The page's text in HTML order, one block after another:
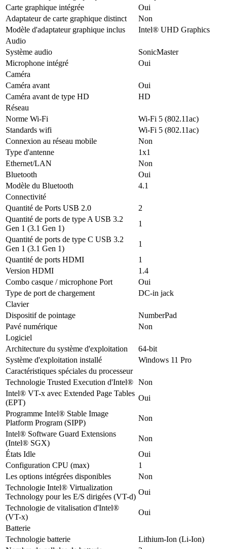
Carte graphique intégrée
Oui
Adaptateur de carte graphique distinct
Non
Modèle d'adaptateur graphique inclus
Intel® UHD Graphics
Audio
Système audio
SonicMaster
Microphone intégré
Oui
Caméra
Caméra avant
Oui
Caméra avant de type HD
HD
Réseau
Norme Wi-Fi
Wi-Fi 5 (802.11ac)
Standards wifi
Wi-Fi 5 (802.11ac)
Connexion au réseau mobile
Non
Type d'antenne
1x1
Ethernet/LAN
Non
Bluetooth
Oui
Modèle du Bluetooth
4.1
Connectivité
Quantité de Ports USB 2.0
2
Quantité de ports de type A USB 3.2
Gen 1 (3.1 Gen 1)
1
Quantité de ports de type C USB 3.2
Gen 1 (3.1 Gen 1)
1
Quantité de ports HDMI
1
Version HDMI
1.4
Combo casque / microphone Port
Oui
Type de port de chargement
DC-in jack
Clavier
Dispositif de pointage
NumberPad
Pavé numérique
Non
Logiciel
Architecture du système d'exploitation
64-bit
Système d'exploitation installé
Windows 11 Pro
Caractéristiques spéciales du processeur
Technologie Trusted Execution d'Intel® Non
Intel® VT-x avec Extended Page Tables
(EPT)
Oui
Programme Intel® Stable Image
Platform Program (SIPP)
Non
Intel® Software Guard Extensions
(Intel® SGX)
Non
États Idle
Oui
Configuration CPU (max)
1
Les options intégrées disponibles
Non
Technologie Intel® Virtualization
Technology pour les E/S dirigées (VT-d)
Oui
Technologie de vitalisation d'Intel®
(VT-x)
Oui
Batterie
Technologie batterie
Lithium-Ion (Li-Ion)